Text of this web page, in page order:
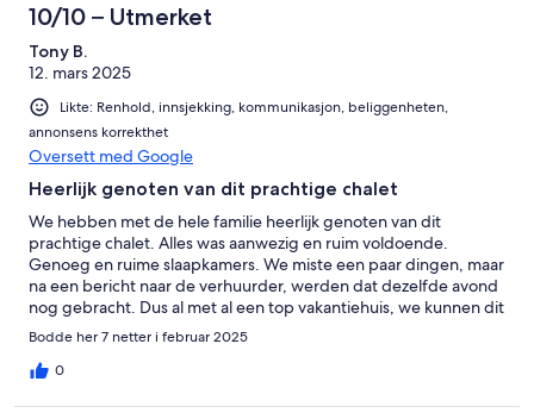
10/10 – Utmerket
Tony B.
12. mars 2025
Likte: Renhold, innsjekking, kommunikasjon, beliggenheten,
annonsens korrekthet
Oversett med Google
Heerlijk genoten van dit prachtige chalet
We hebben met de hele familie heerlijk genoten van dit
prachtige chalet. Alles was aanwezig en ruim voldoende.
Genoeg en ruime slaapkamers. We miste een paar dingen, maar
na een bericht naar de verhuurder, werden dat dezelfde avond
nog gebracht. Dus al met al een top vakantiehuis, we kunnen dit
zeer aanraden.
Bodde her 7 netter i februar 2025
0